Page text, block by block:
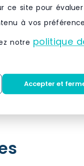
pour répondre
dans
de 8h30 à
par téléphone
à
, ou via nos
ce site pour évaluer
à vos
notre politique
Accepter et